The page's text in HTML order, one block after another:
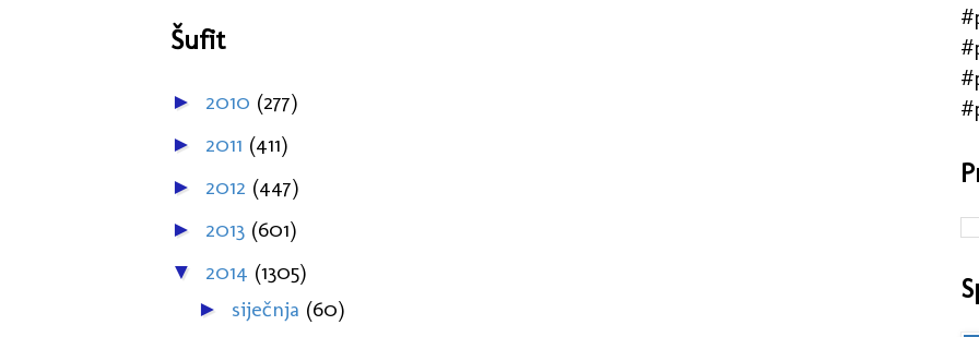
Šufit
► 2010 (277)
► 2011 (411)
► 2012 (447)
► 2013 (601)
▼ 2014 (1305)
► siječnja (60)